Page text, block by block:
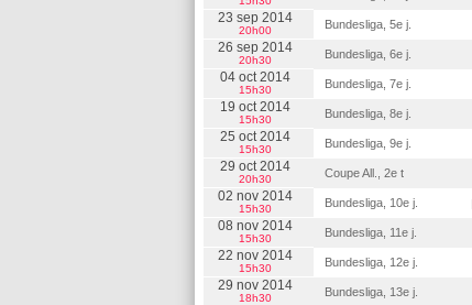
23 sep 2014
20h00 Bundesliga, 5e j.
26 sep 2014
20h30 Bundesliga, 6e j.
04 oct 2014
15h30 Bundesliga, 7e j.
19 oct 2014
15h30 Bundesliga, 8e j.
25 oct 2014
15h30 Bundesliga, 9e j.
29 oct 2014
20h30 Coupe All., 2e t
02 nov 2014
15h30 Bundesliga, 10e j.
08 nov 2014
15h30 Bundesliga, 11e j.
22 nov 2014
15h30 Bundesliga, 12e j.
29 nov 2014
18h30 Bundesliga, 13e j.